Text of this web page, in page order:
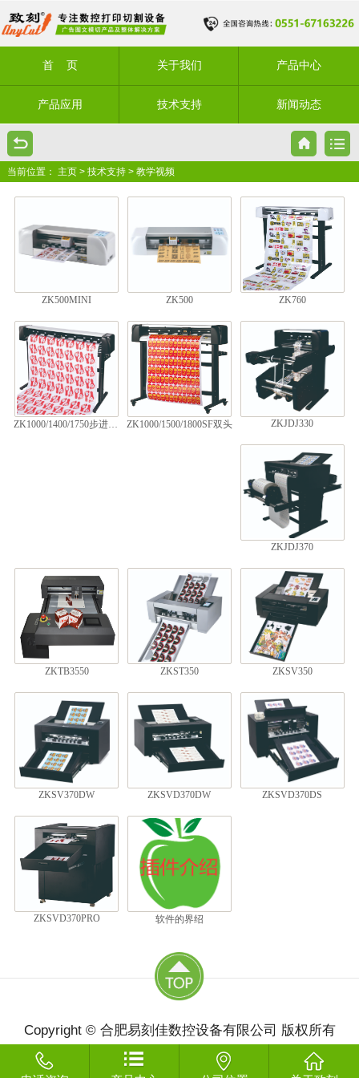
首 页 关于我们 产品中心
产品应用 技术支持 新闻动态
当前位置： 主页 > 技术支持 > 教学视频
ZK500MINI ZK500 ZK760
ZK1000/1400/1750步进/伺服 ZK1000/1500/1800SF双头 ZKJDJ330
ZKJDJ370
ZKTB3550 ZKST350 ZKSV350
ZKSV370DW ZKSVD370DW ZKSVD370DS
ZKSVD370PRO 软件的界绍
Copyright © 合肥易刻佳数控设备有限公司 版权所有